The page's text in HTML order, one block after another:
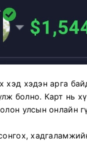
хэд хэдэн арга
болно. Карт нь
улсын онлайн